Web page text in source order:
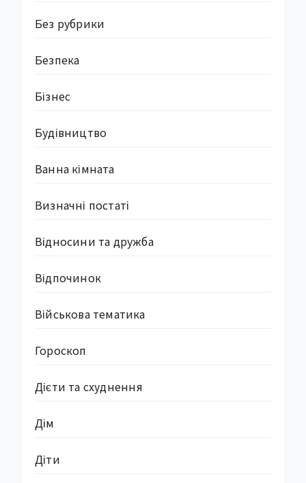
Без рубрики
Безпека
Бізнес
Будівництво
Ванна кімната
Визначні постаті
Відносини та дружба
Відпочинок
Військова тематика
Гороскоп
Дієти та схуднення
Дім
Діти